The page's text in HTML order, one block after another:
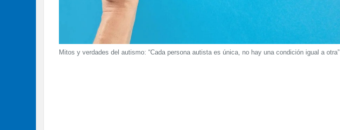
Mitos y verdades del autismo: “Cada persona autista es única, no hay una condición igual a otra”